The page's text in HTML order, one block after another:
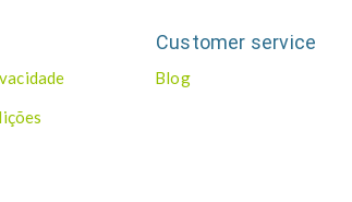
Customer service
Blog